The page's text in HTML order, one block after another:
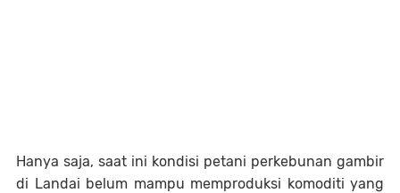
Hanya saja, saat ini kondisi petani perkebunan gambir
di Landai belum mampu memproduksi komoditi yang